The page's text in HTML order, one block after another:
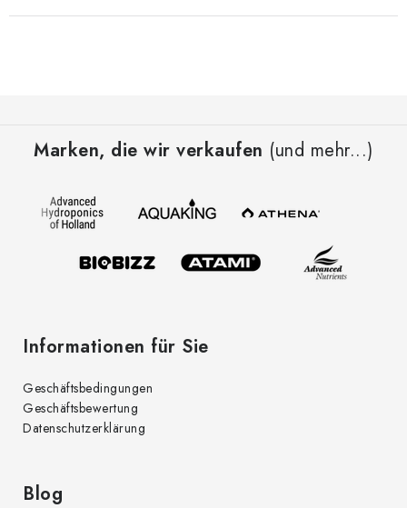
Marken, die wir verkaufen (und mehr...)
Informationen für Sie
Geschäftsbedingungen
Geschäftsbewertung
Datenschutzerklärung
Blog